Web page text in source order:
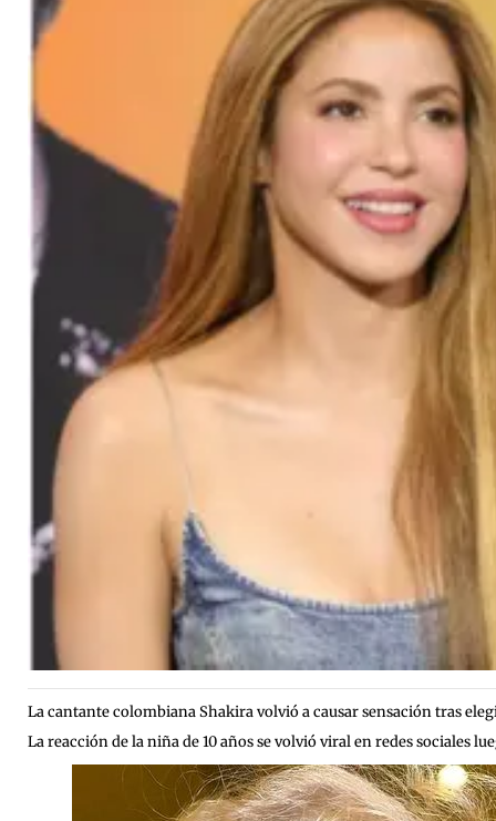
La cantante colombiana Shakira volvió a causar sensación tras
La reacción de la niña de 10 años se volvió viral en redes sociales